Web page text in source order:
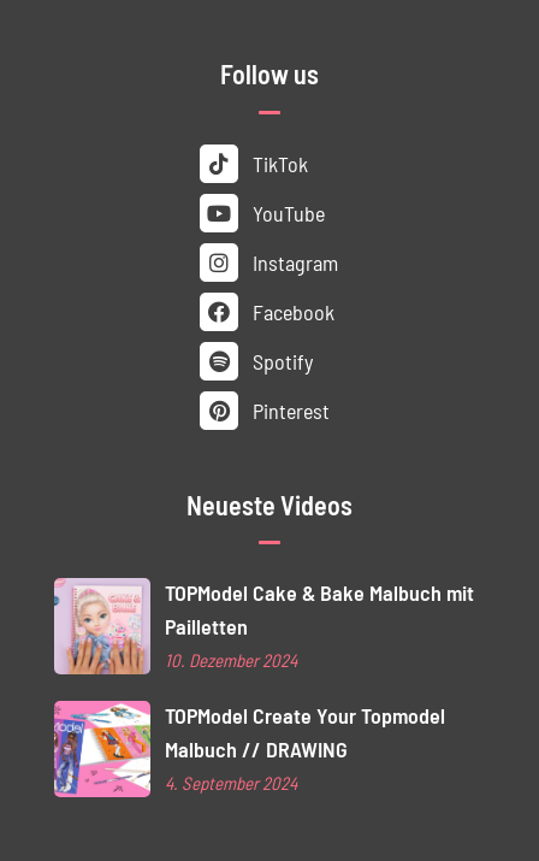
Follow us
TikTok
YouTube
Instagram
Facebook
Spotify
Pinterest
Neueste Videos
TOPModel Cake & Bake Malbuch mit
Pailletten
10. Dezember 2024
TOPModel Create Your Topmodel
Malbuch // DRAWING
4. September 2024